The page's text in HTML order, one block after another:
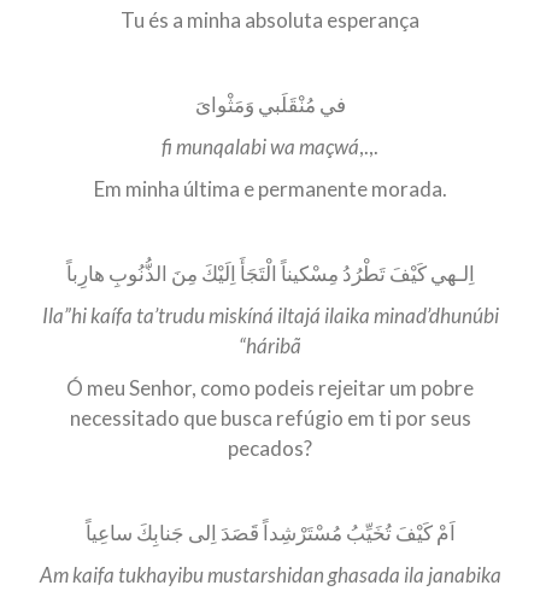
Tu és a minha absoluta esperança
في مُنْقَلَبي وَمَثْواىَ
fi munqalabi wa maçwá,.,.
Em minha última e permanente morada.
اِلـهي كَيْفَ تَطْرُدُ مِسْكيناً الْتَجَأَ اِلَيْكَ مِنَ الذُّنُوبِ هارِباً
Ila”hi kaífa ta’trudu miskíná iltajá ilaika minad’dhunúbi
“háribã
Ó meu Senhor, como podeis rejeitar um pobre
necessitado que busca refúgio em ti por seus
pecados?
اَمْ كَيْفَ تُخَيِّبُ مُسْتَرْشِداً قَصَدَ اِلى جَنابِكَ ساعِياً
Am kaifa tukhayibu mustarshidan ghasada ila janabika